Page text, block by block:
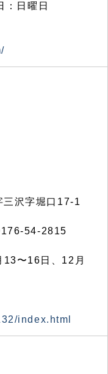
日曜日
沢字堀口17-1
54-2815
13〜16日、12月
index.html